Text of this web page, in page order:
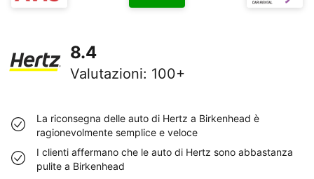
8.4
Valutazioni: 100+
La riconsegna delle auto di Hertz a Birkenhead è
ragionevolmente semplice e veloce
I clienti affermano che le auto di Hertz sono abbastanza
pulite a Birkenhead